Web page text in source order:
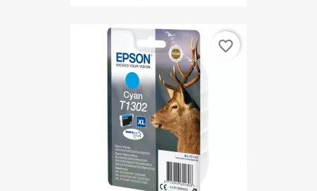
favorite_border